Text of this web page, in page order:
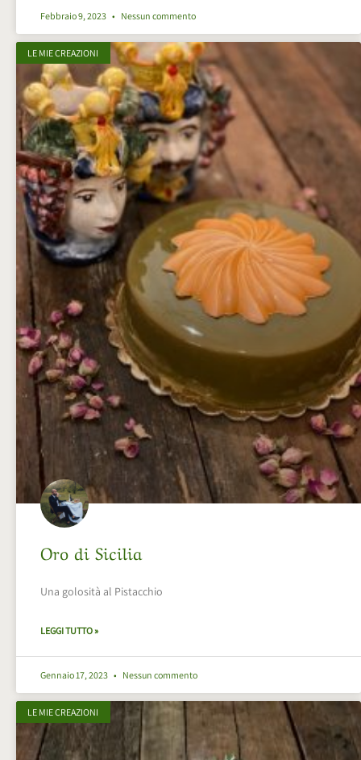
Febbraio 9, 2023 Nessun commento
LE MIE CREAZIONI
Oro di Sicilia
Una golosità al Pistacchio
LEGGI TUTTO »
Gennaio 17, 2023 Nessun commento
LE MIE CREAZIONI